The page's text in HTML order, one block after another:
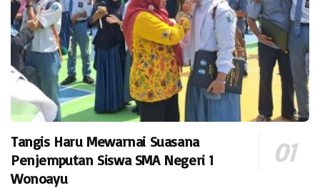
Tangis Haru Mewarnai Suasana
Penjemputan Siswa SMA Negeri 1
Wonoayu